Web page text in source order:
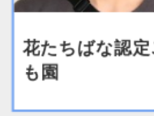
ばな認定こど